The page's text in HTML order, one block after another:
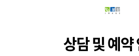
상담 및 예약